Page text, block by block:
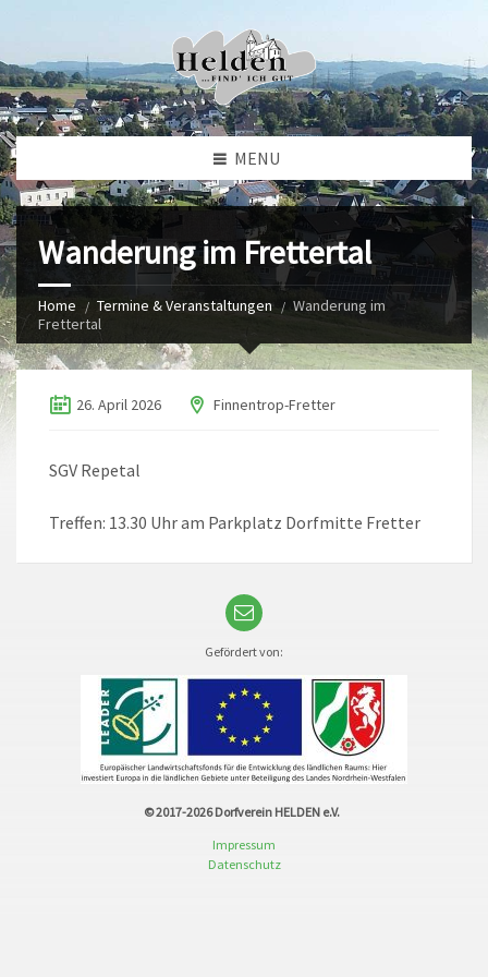
MENU
Wanderung im Frettertal
Home Termine & Veranstaltungen
Wanderung im
Frettertal
26. April 2026 Finnentrop-Fretter
SGV Repetal
Treffen: 13.30 Uhr am Parkplatz Dorfmitte Fretter
Gefördert von:
© 2017-2026Dorfverein HELDEN e.V.
Impressum
Datenschutz